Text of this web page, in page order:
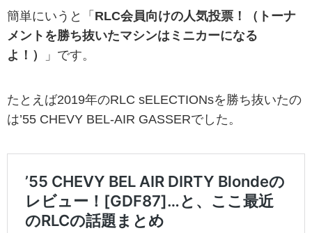
簡単にいうと「 RLC会員向けの人気投票！（トーナ
メントを勝ち抜いたマシンはミニカーになる
よ！）
」です。
たとえば2019年のRLC sELECTIONsを勝ち抜いたの
は’55 CHEVY BEL-AIR GASSERでした。